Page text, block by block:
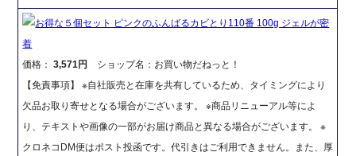
お得な５個セット ピンクのふんばるカビとり110番 100g ジェルが密
着
価格：3,571円
ショップ名：お買い物だねっと！
【免責事項】 ※自社販売と在庫を共有しているため、タイミングにより
欠品お取り寄せとなる場合がございます。 ※商品リニューアル等によ
り、テキストや画像の一部がお届け商品と異なる場合がございます。 ※
クロネコDM便はポスト投函です。代引きはご利用できません。また、厚